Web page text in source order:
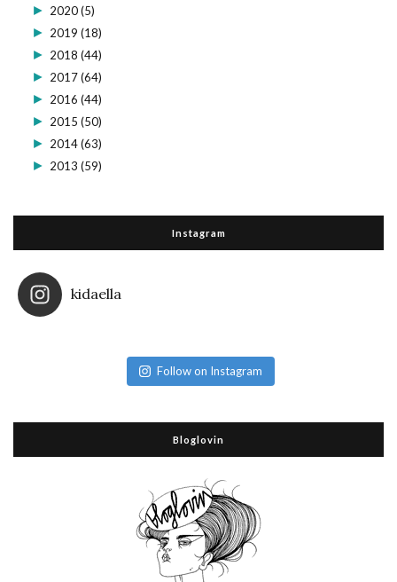
► 2020(5)
► 2019 (18)
► 2018 (44)
► 2017(64)
► 2016 (44)
► 2015 (50)
► 2014(63)
► 2013 (59)
Instagram
kidaella
Follow on Instagram
Bloglovin